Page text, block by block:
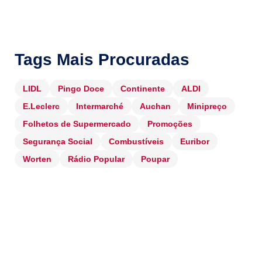
Tags Mais Procuradas
LIDL Pingo Doce Continente
ALDI
E.Leclerc
Intermarché Auchan
Minipreço
Folhetos de Supermercado
Promoções
Segurança Social
Combustíveis
Euribor
Worten
Rádio Popular Poupar